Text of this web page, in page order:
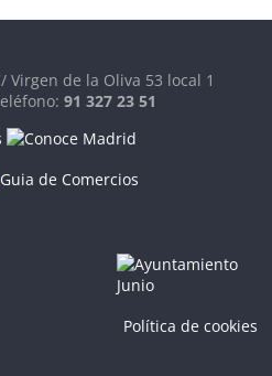
Virgen de la Oliva 53 local 1
91 327 23 51
Política de cookies